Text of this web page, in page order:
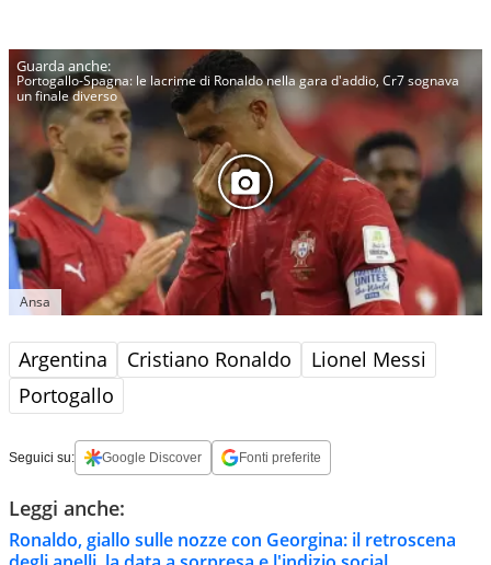
Portogallo-Spagna: le lacrime di Ronaldo nella gara d'addio, Cr7 sognava
un finale diverso
Ansa
Argentina Cristiano Ronaldo
Lionel Messi
Portogallo
Seguici su: Google Discover Fonti preferite
Leggi anche:
Ronaldo, giallo sulle nozze con Georgina: il retroscena